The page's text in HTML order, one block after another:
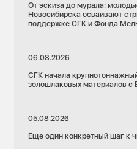
От эскиза до мурала:
Новосибирска осваивают
поддержке СГК и Фонда
06.08.2026
СГК начала
золошлаковых материалов с
05.08.2026
Еще один конкретный шаг к